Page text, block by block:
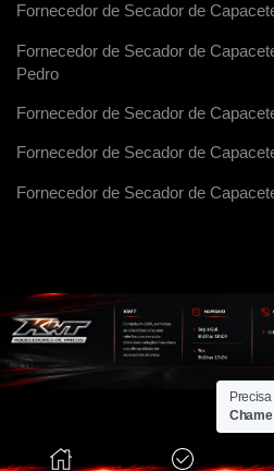
Fornecedor de Secador de
Fornecedor de Secador de
Pedro
Fornecedor de Secador de
Fornecedor de Secador de
Fornecedor de Secador de